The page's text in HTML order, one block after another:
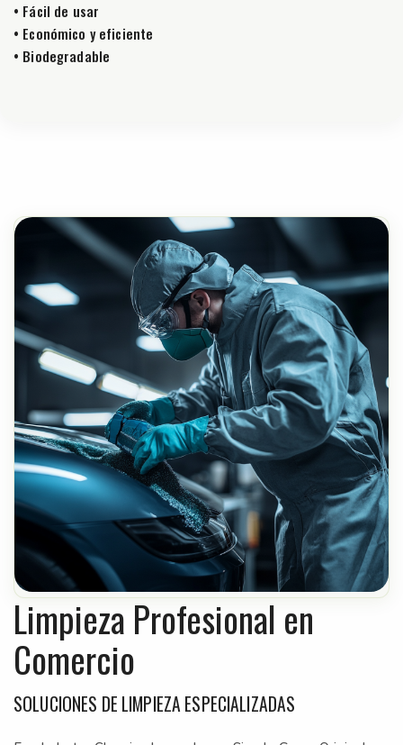
• Fácil de usar
• Económico y eficiente
• Biodegradable
Limpieza Profesional en
Comercio
SOLUCIONES DE LIMPIEZA ESPECIALIZADAS